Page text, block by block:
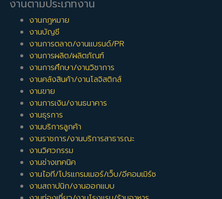
งานตามประเภทงาน
งานกฎหมาย
งานบัญชี
งานการตลาด/งานแบรนด์/PR
งานการผลิต/ผลิตภัณฑ์
งานการศึกษา/งานวิชาการ
งานคลังสินค้า/งานโลจิสติกส์
งานขาย
งานการเงิน/งานธนาคาร
งานธุรการ
งานบริการลูกค้า
งานราชการ/งานบริการสาธารณะ
งานวิศวกรรม
งานช่างเทคนิค
งานไอที/โปรแกรมเมอร์/เว็บ/อีคอมเมิร์ซ
งานสถาปนิก/งานออกแบบ